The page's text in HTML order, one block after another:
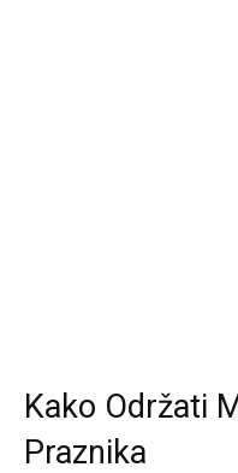
Kako Održati
Praznika